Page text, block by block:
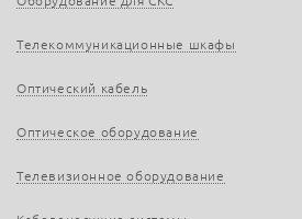
Телекоммуникационные шкафы
Оптический кабель
Оптическое оборудование
Телевизионное оборудование